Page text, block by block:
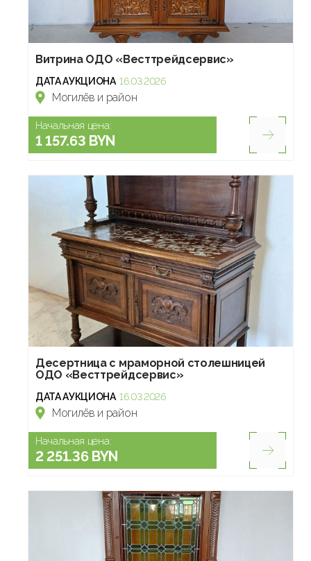
Витрина ОДО «Весттрейдсервис»
ДАТА АУКЦИОНА 16.03.2026
Могилёв и район
Начальная цена:
1 157.63 BYN
Десертница с мраморной столешницей
ОДО «Весттрейдсервис»
ДАТА АУКЦИОНА 16.03.2026
Могилёв и район
Начальная цена:
2 251.36 BYN